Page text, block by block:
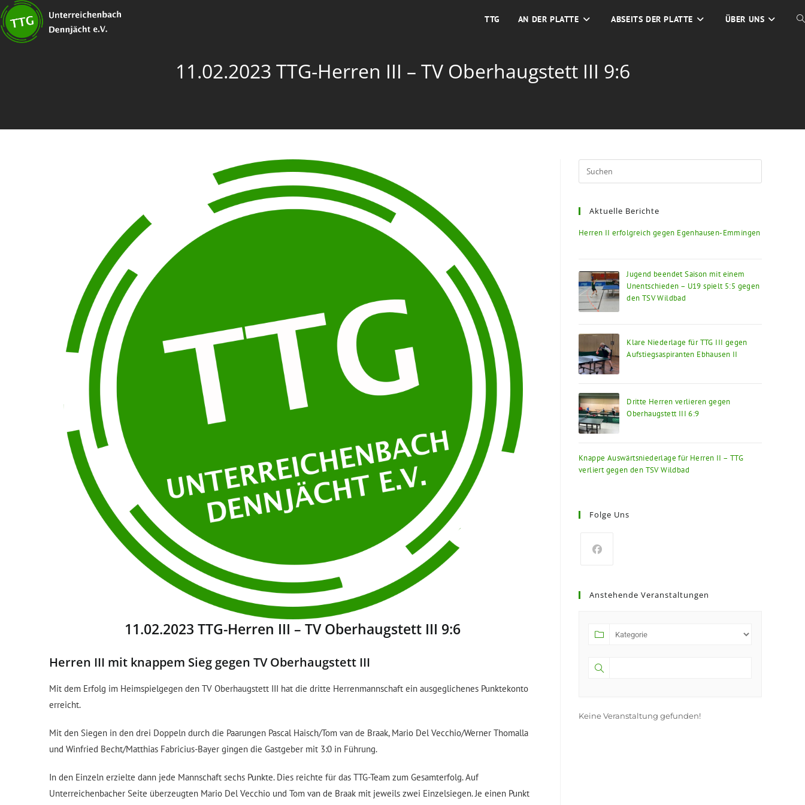
TTG AN DER PLATTE ABSEITS DER PLATTE ÜBER UNS
11.02.2023 TTG-Herren III – TV Oberhaugstett III 9:6
11.02.2023 TTG-Herren III – TV Oberhaugstett III 9:6
Herren III mit knappem Sieg gegen TV Oberhaugstett III
Mit dem Erfolg im Heimspielgegen den TV Oberhaugstett III hat die dritte Herrenmannschaft ein ausgeglichenes Punktekonto
erreicht.
Mit den Siegen in den drei Doppeln durch die Paarungen Pascal Haisch/Tom van de Braak, Mario Del Vecchio/Werner Thomalla
und Winfried Becht/Matthias Fabricius-Bayer gingen die Gastgeber mit 3:0 in Führung.
In den Einzeln erzielte dann jede Mannschaft sechs Punkte. Dies reichte für das TTG-Team zum Gesamterfolg. Auf
Unterreichenbacher Seite überzeugten Mario Del Vecchio und Tom van de Braak mit jeweils zwei Einzelsiegen. Je einen Punkt
Aktuelle Berichte
Herren II erfolgreich gegen Egenhausen-Emmingen
Jugend beendet Saison mit einem
Unentschieden – U19 spielt 5:5 gegen
den TSV Wildbad
Klare Niederlage für TTG III gegen
Aufstiegsaspiranten Ebhausen II
Dritte Herren verlieren gegen
Oberhaugstett III 6:9
Knappe Auswärtsniederlage für Herren II – TTG
verliert gegen den TSV Wildbad
Folge Uns
Anstehende Veranstaltungen
Keine Veranstaltung gefunden!